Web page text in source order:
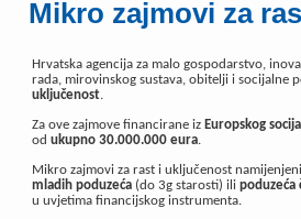
Mikro zajmovi za
Hrvatska agencija za malo gospodarstvo,
rada, mirovinskog sustava, obitelji i socijalne
uključenost.
Za ove zajmove financirane iz Europskog
od ukupno 30.000.000 eura.
Mikro zajmovi za rast i uključenost
mladih poduzeća (do 3g starosti) ili poduzeća
u uvjetima financijskog instrumenta.